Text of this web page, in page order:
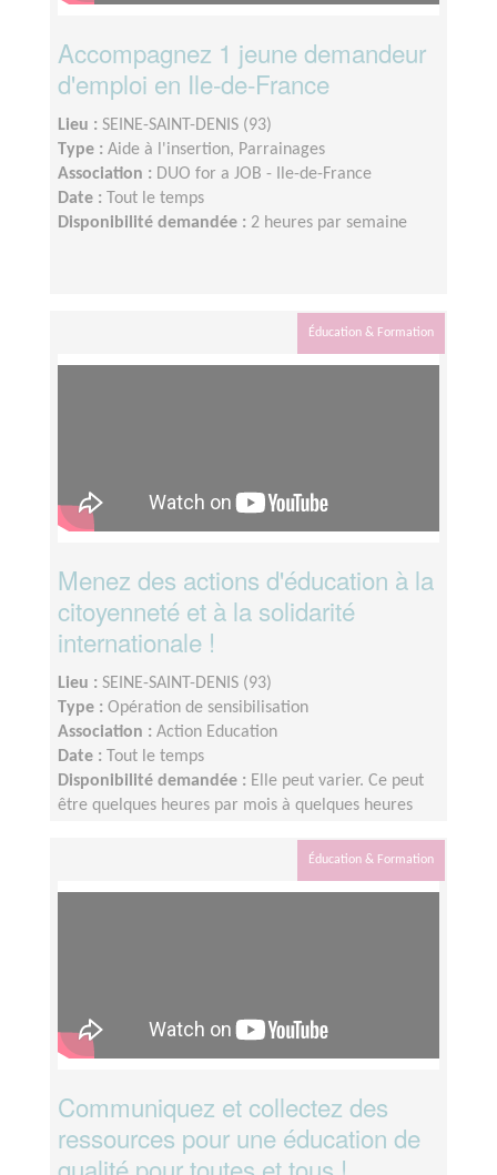
Accompagnez 1 jeune demandeur
d'emploi en Ile-de-France
Lieu : SEINE-SAINT-DENIS (93)
Type : Aide à l'insertion, Parrainages
Association : DUO for a JOB - Ile-de-France
Date :
Tout le temps
Disponibilité demandée : 2 heures par semaine
Éducation & Formation
Menez des actions d'éducation à la
citoyenneté et à la solidarité
internationale !
Lieu : SEINE-SAINT-DENIS (93)
Type : Opération de sensibilisation
Association : Action Education
Date :
Tout le temps
Disponibilité demandée : Elle peut varier. Ce peut
être quelques heures par mois à quelques heures
Éducation & Formation
Communiquez et collectez des
ressources pour une éducation de